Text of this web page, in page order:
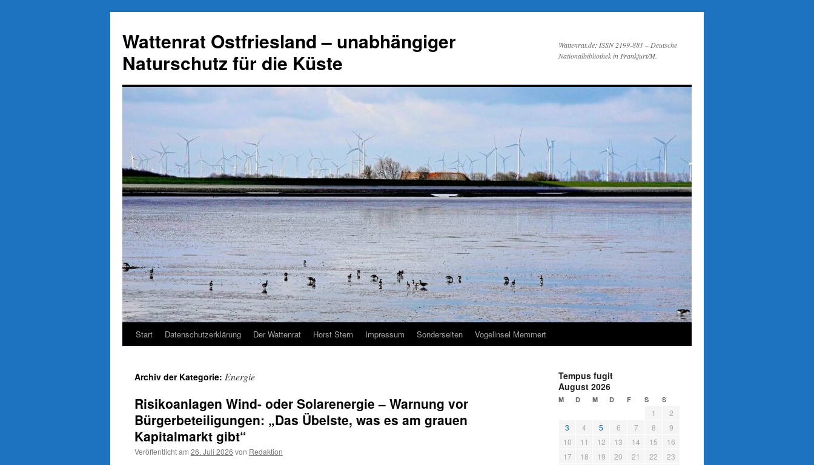
springen
Wattenrat Ostfriesland – unabhängiger
Naturschutz für die Küste
Wattenrat.de: ISSN 2199-881 – Deutsche
Nationalbibliothek in Frankfurt/M.
Start Datenschutzerklärung Der Wattenrat Horst Stern Impressum Sonderseiten Vogelinsel Memmert
Archiv der Kategorie: Energie
Risikoanlagen Wind- oder Solarenergie – Warnung vor
Bürgerbeteiligungen: „Das Übelste, was es am grauen
Kapitalmarkt gibt“
Veröffentlicht am 26. Juli 2026 von Redaktion
Tempus fugit
August 2026
M D M D F S S
1
2
3
4 5 6 7 8
9
10
11 12 13 14 15
16
17
18 19 20 21 22
23